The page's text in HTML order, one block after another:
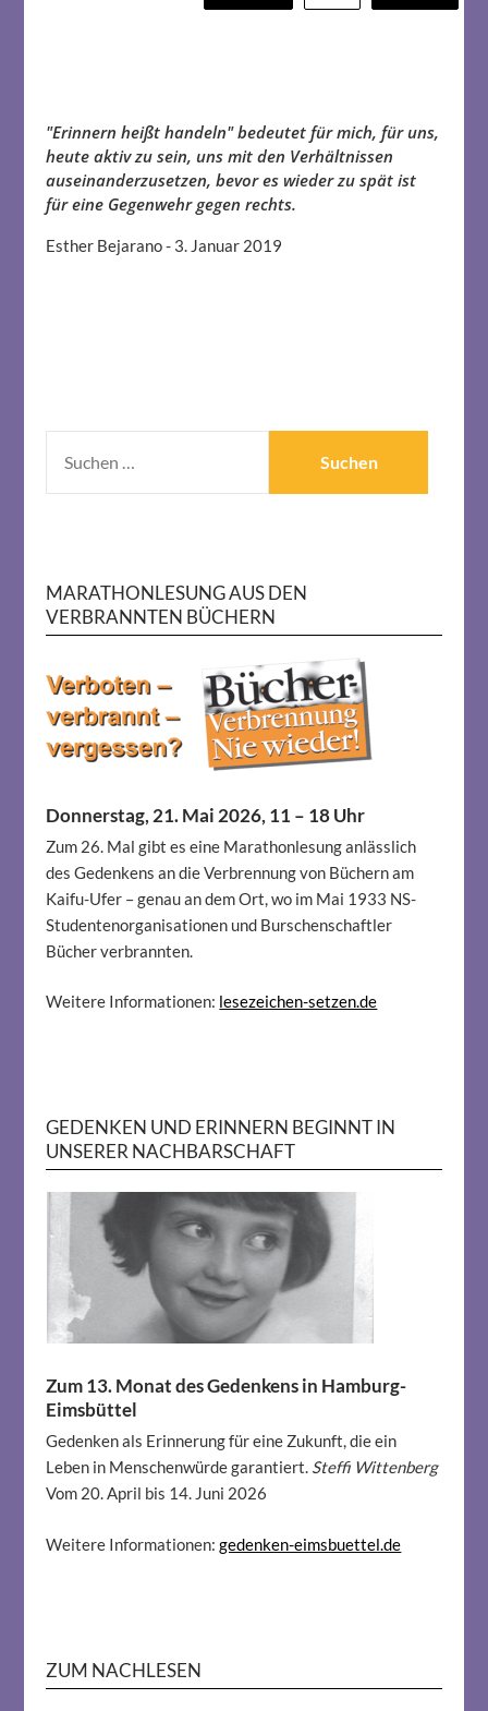
"Erinnern heißt handeln" bedeutet für mich, für uns,
heute aktiv zu sein, uns mit den Verhältnissen
auseinanderzusetzen, bevor es wieder zu spät ist
für eine Gegenwehr gegen rechts.
Esther Bejarano - 3. Januar 2019
NACH:
MARATHONLESUNG AUS DEN
VERBRANNTEN BÜCHERN
Donnerstag, 21. Mai 2026, 11 – 18 Uhr
Zum 26. Mal gibt es eine Marathonlesung anlässlich
des Gedenkens an die Verbrennung von Büchern am
Kaifu-Ufer – genau an dem Ort, wo im Mai 1933 NS-
Studentenorganisationen und Burschenschaftler
Bücher verbrannten.
Weitere Informationen: lesezeichen-setzen.de
GEDENKEN UND ERINNERN BEGINNT IN
UNSERER NACHBARSCHAFT
Zum 13. Monat des Gedenkens in Hamburg-
Eimsbüttel
Gedenken als Erinnerung für eine Zukunft, die ein
Leben in Menschenwürde garantiert. Steffi Wittenberg
Vom 20. April bis 14. Juni 2026
Weitere Informationen:gedenken-eimsbuettel.de
ZUM NACHLESEN